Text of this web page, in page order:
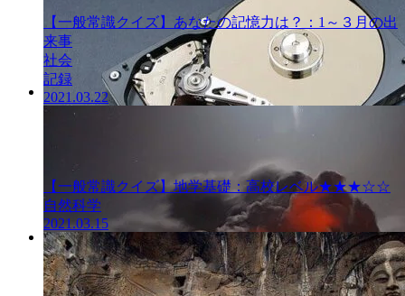
一般常識クイ
一般常識クイ
ズ
【一般常識クイズ】あなたの記憶力は？：1～３月の出
来事
社会
記録
2021.03.22
【一般常識クイズ】地学基礎：高校レベル★★★☆☆
自然科学
2021.03.15